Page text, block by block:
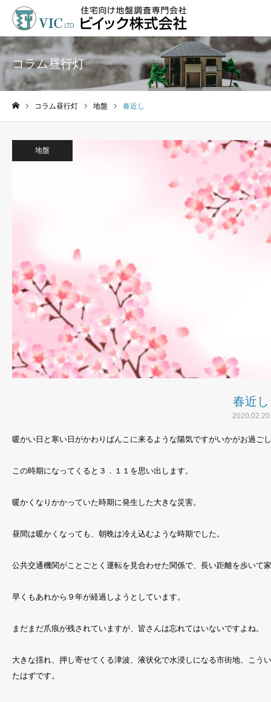
コラム昼行灯
コラム昼行灯 地盤 春近し
地盤
春近し
2020.02.20
暖かい日と寒い日がかわりばんこに来るような陽気ですがいかがお過ご
この時期になってくると３．１１を思い出します。
暖かくなりかかっていた時期に発生した大きな災害。
昼間は暖かくなっても、朝晩は冷え込むような時期でした。
公共交通機関がことごとく運転を見合わせた関係で、長い距離を歩いて
早くもあれから９年が経過しようとしています。
まだまだ爪痕が残されていますが、皆さんは忘れてはいないですよね。
大きな揺れ、押し寄せてくる津波、液状化で水浸しになる市街地、こう
たはずです。